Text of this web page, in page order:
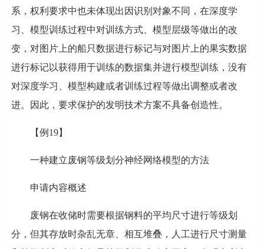
系，权利要求中也未体现出因识别对象不同，在深度学
习、模型训练过程中对训练方式、模型层级等做出的改
变，对图片上的船只数据进行标记与对图片上的果实数据
进行标记以获得用于训练的数据集并进行模型训练，没有
对深度学习、模型构建或者训练过程等做出调整或者改
进。因此，要求保护的发明技术方案不具备创造性。
【例19】
一种建立废钢等级划分神经网络模型的方法
申请内容概述
废钢在收储时需要根据钢料的平均尺寸进行等级划
分，但其存放时杂乱无章、相互堆叠，人工进行尺寸测量